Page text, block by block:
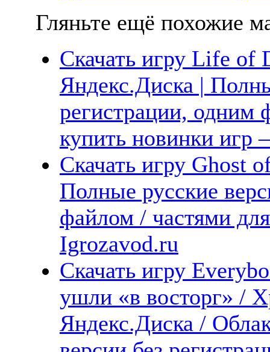
Гляньте ещё похожие
Скачать игру Life
Яндекс.Диска |
регистрации, одним
купить новинки
Скачать игру Ghost
Полные русские
файлом / частями
Igrozavod.ru
Скачать игру
ушли «в восторг» /
Яндекс.Диска /